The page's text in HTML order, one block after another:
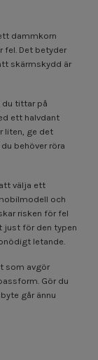
dammkorn
fel. Det betyder
skärmskydd är
tittar på
ett halvdant
liten, ge det
behöver röra
välja ett
och
risken för fel
just för den typen
letande.
som avgör
Gör du
går ännu